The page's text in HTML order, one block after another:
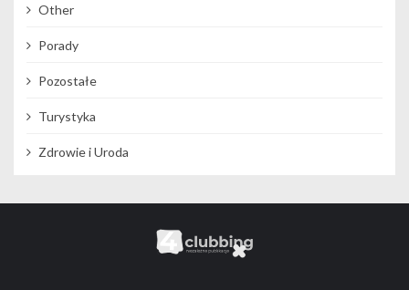
Other
Porady
Pozostałe
Turystyka
Zdrowie i Uroda